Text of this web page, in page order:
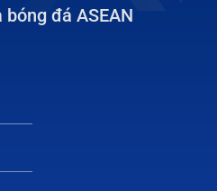
bóng đá ASEAN